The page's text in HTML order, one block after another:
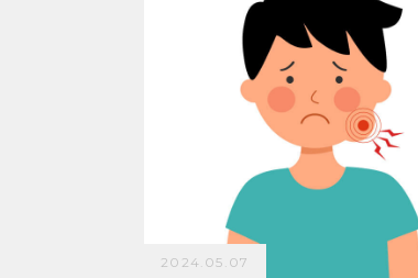
2024.05.07